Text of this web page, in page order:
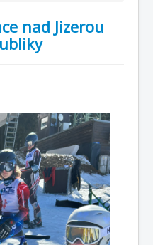
nad Jizerou